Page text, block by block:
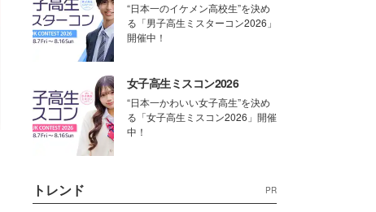
“日本一のイケメン高校生”を決め
る「男子高生ミスターコン2026」
開催中！
女子高生ミスコン2026
“日本一かわいい女子高生”を決め
る「女子高生ミスコン2026」開催
中！
トレンド PR